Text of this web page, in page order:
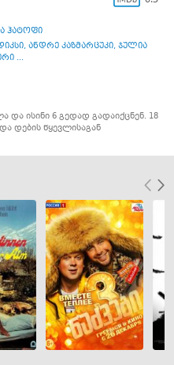
ჰატოფი
, ანდრე კაზმარცუკი, ჯულია
...
და ისინი 6 გედად გადაიქცნენ. 18
დების წყევლისაგან